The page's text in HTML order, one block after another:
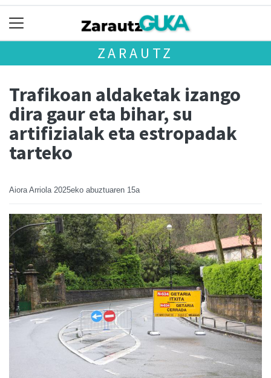
ZARAUTZ
Trafikoan aldaketak izango
dira gaur eta bihar, su
artifizialak eta estropadak
tarteko
Aiora Arriola 2025eko abuztuaren 15a